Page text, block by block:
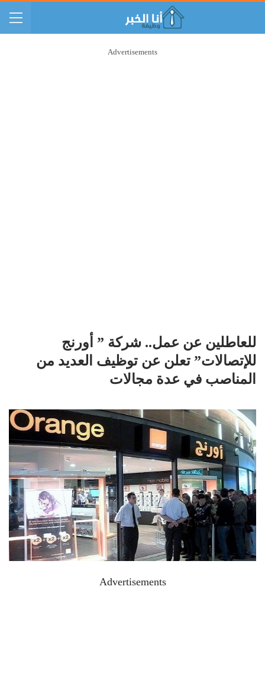
Advertisements
للعاطلين عن عمل.. شركة ” أورنج
للإتصالات” تعلن عن توظيف العديد من
المناصب في عدة مجالات
Advertisements